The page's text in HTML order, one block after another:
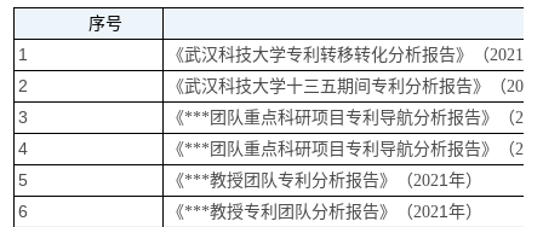
序号
1
《武汉科技大学专利转移转化分析报告》（2021年
2 《武汉科技大学十三五期间专利分析报告》（
3 《***团队重点科研项目专利导航分析报告》（20
4
《***团队重点科研项目专利导航分析报告》（20
5
《***教授团队专利分析报告》（2021年）
6
《***教授专利 团队分析报告》（2021年）